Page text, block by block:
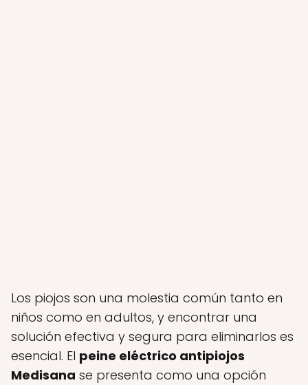
Los piojos son una molestia común tanto en
niños como en adultos, y encontrar una
solución efectiva y segura para eliminarlos es
esencial. El peine eléctrico antipiojos
Medisana se presenta como una opción